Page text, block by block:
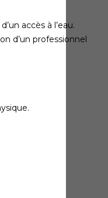
accès à l’eau.
d’un professionnel